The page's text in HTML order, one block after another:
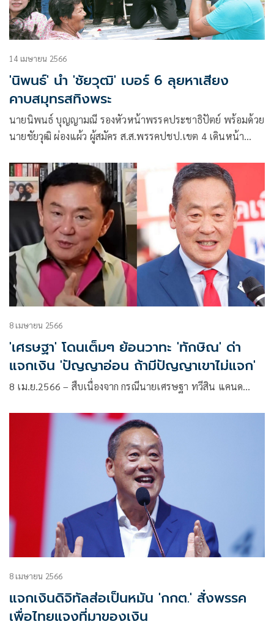
14 เมษายน 2566
'นิพนธ์' นำ 'ชัยวุฒิ' เบอร์ 6 ลุยหาเสียง
คาบสมุทรสทิงพระ
นายนิพนธ์ บุญญามณี รองหัวหน้าพรรคประชาธิปัตย์ พร้อมด้วย
นายชัยวุฒิ ผ่องแผ้ว ผู้สมัคร ส.ส.พรรคปชป.เขต 4 เดินหน้า
สทิงพระ เพื่อเลือก
8 เมษายน 2566
'เศรษฐา' โดนเต็มๆ ย้อนวาทะ 'ทักษิณ' ด่า
แจกเงิน 'ปัญญาอ่อน ถ้ามีปัญญาเขาไม่แจก'
8 เม.ย.2566 – สืบเนื่องจาก กรณีนายเศรษฐา​ ทวี​สิน​ แคนด…
8 เมษายน 2566
แจกเงินดิจิทัลส่อเป็นหมัน 'กกต.' สั่งพรรค
เพื่อไทยแจงที่มาของเงิน